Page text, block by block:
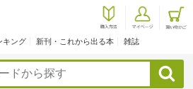
キング 新刊・これから出る本 雑誌
検索